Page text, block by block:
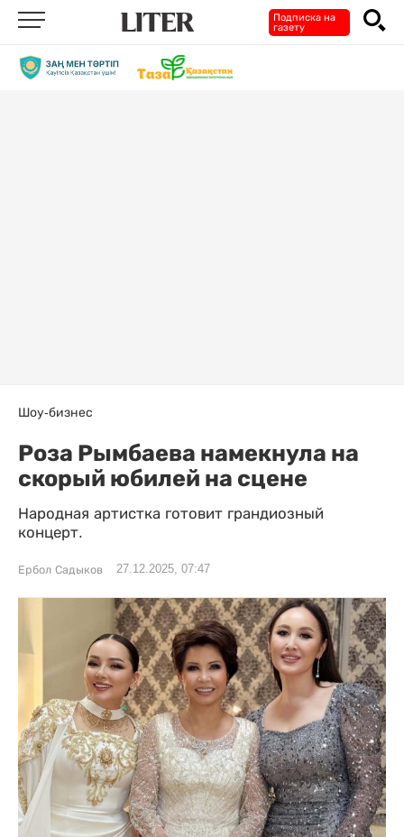
Подписка на
газету
Шоу-бизнес
Роза Рымбаева намекнула на
скорый юбилей на сцене
Народная артистка готовит грандиозный
концерт.
Ербол Садыков 27.12.2025, 07:47